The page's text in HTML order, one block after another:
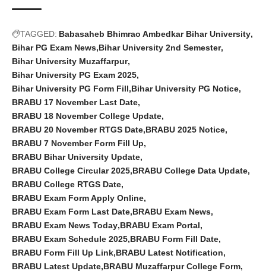
TAGGED: Babasaheb Bhimrao Ambedkar Bihar University
Bihar PG Exam News Bihar University 2nd Semester
Bihar University Muzaffarpur
Bihar University PG Exam 2025
Bihar University PG Form Fill Bihar University PG Notice
BRABU 17 November Last Date
BRABU 18 November College Update
BRABU 20 November RTGS Date BRABU 2025 Notice
BRABU 7 November Form Fill Up
BRABU Bihar University Update
BRABU College Circular 2025 BRABU College Data Update
BRABU College RTGS Date
BRABU Exam Form Apply Online
BRABU Exam Form Last Date BRABU Exam News
BRABU Exam News Today BRABU Exam Portal
BRABU Exam Schedule 2025 BRABU Form Fill Date
BRABU Form Fill Up Link BRABU Latest Notification
BRABU Latest Update BRABU Muzaffarpur College Form